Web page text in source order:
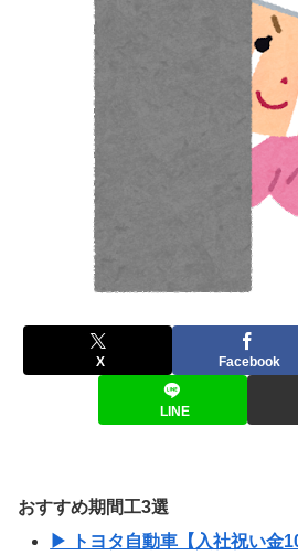
X Facebook
LINE
おすすめ期間工3選
▶ トヨタ自動車【入社祝い金